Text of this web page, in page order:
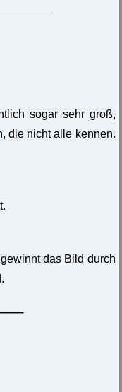
sogar sehr groß,
die nicht alle kennen.
das Bild durch